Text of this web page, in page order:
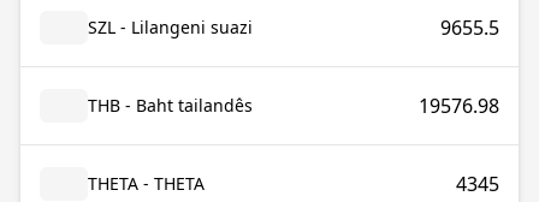
SZL - Lilangeni suazi 9655.5
THB - Baht tailandês 19576.98
THETA - THETA 4345